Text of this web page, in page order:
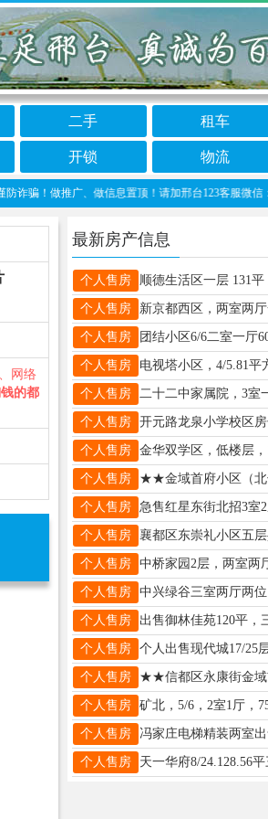
二手 租车
开锁 物流
骗！做推广、做信息置顶！请加邢台123客服微信：
网络
的都
最新房产信息
个人售房
个人售房
个人售房
个人售房
个人售房
个人售房
个人售房
个人售房
个人售房
个人售房
个人售房
个人售房
个人售房
个人售房
个人售房
个人售房
个人售房
个人售房